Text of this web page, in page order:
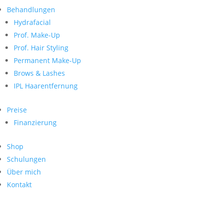
Behandlungen
Hydrafacial
Prof. Make-Up
Prof. Hair Styling
Permanent Make-Up
Brows & Lashes
IPL Haarentfernung
Preise
Finanzierung
Shop
Schulungen
Über mich
Kontakt
nach:
Neueste Kommentare
Archiv
Kategorien
Keine Kategorien
Meta
Anmelden
Feed der Einträge
WordPress.org
Search
nach:
Archive
Kontakt
Impressum
Datenschutz